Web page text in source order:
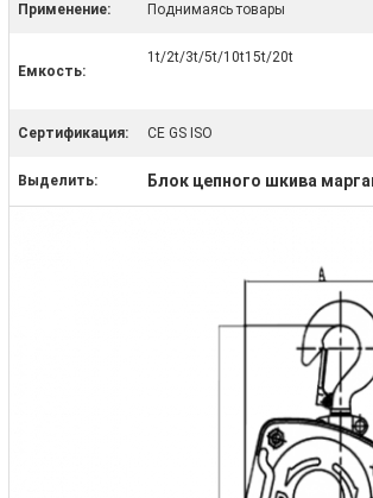
Применение: Поднимаясь товары
Емкость:
1t/2t/3t/5t/10t15t/20t
Сертификация: CE GS ISO
Выделить: Блок цепного шкива